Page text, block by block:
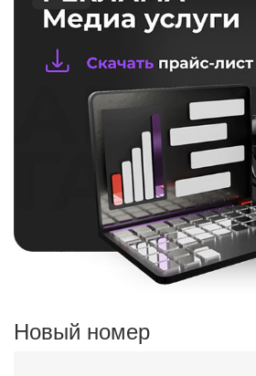
Новый номер